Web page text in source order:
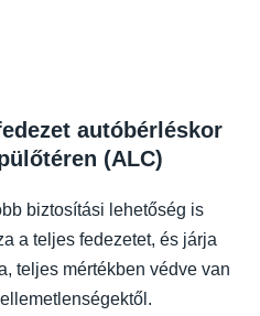
autóbérléskor
(ALC)
biztosítási lehetőség is
a teljes fedezetet, és járja
teljes mértékben védve van